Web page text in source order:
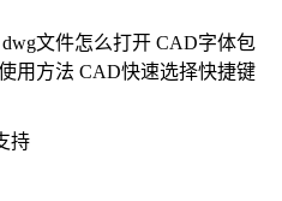
dwg文件怎么打开 CAD字体包
用方法 CAD快速选择快捷键
持